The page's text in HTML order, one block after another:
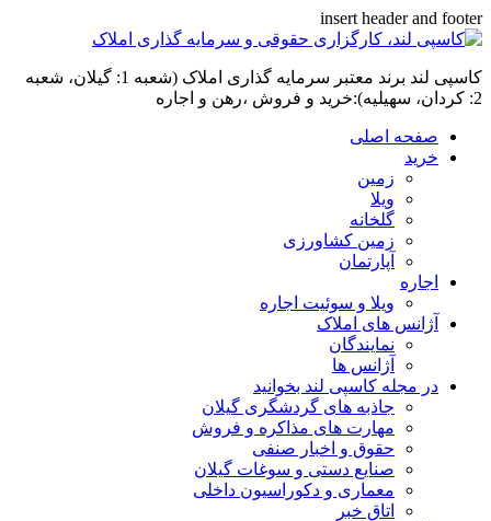
insert header and footer
کاسپی لند برند معتبر سرمایه گذاری املاک (شعبه 1: گیلان، شعبه
2: کردان، سهیلیه):خرید و فروش ،رهن و اجاره
صفحه اصلی
خرید
زمین
ویلا
گلخانه
زمین کشاورزی
آپارتمان
اجاره
ویلا و سوئیت اجاره
آژانس های املاک
نمایندگان
آژانس ها
در مجله کاسپی لند بخوانید
جاذبه های گردشگری گیلان
مهارت های مذاکره و فروش
حقوق و اخبار صنفی
صنایع دستی و سوغات گیلان
معماری و دکوراسیون داخلی
اتاق خبر